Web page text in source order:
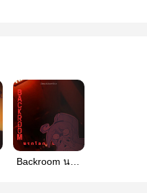
Backroom นรก